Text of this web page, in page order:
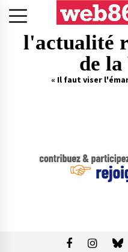
l'actualité
de la
« Il faut viser